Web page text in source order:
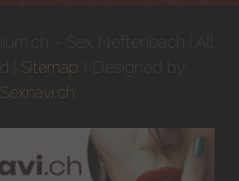
Sitemap
Sexnavi.ch